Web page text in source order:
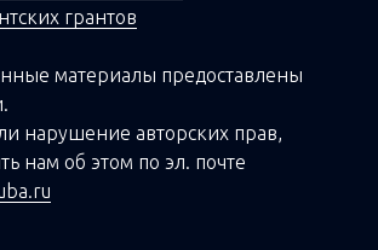
грантов
материалы предоставлены
нарушение авторских прав,
нам об этом по эл. почте